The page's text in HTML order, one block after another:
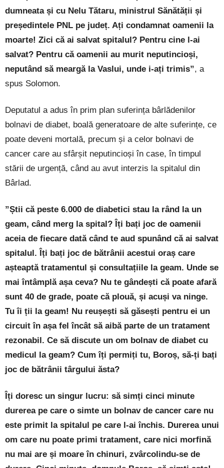
dumneata și cu Nelu Tătaru, ministrul Sănătății și
președintele PNL pe județ. Ați condamnat oamenii la
moarte! Zici că ai salvat spitalul? Pentru cine l-ai
salvat? Pentru că oamenii au murit neputincioși,
neputând să meargă la Vaslui, unde i-ați trimis”, a
spus Solomon.
Deputatul a adus în prim plan suferința bârlădenilor
bolnavi de diabet, boală generatoare de alte suferințe, ce
poate deveni mortală, precum și a celor bolnavi de
cancer care au sfârșit neputincioși în case, în timpul
stării de urgență, când au avut interzis la spitalul din
Bârlad.
”Știi că peste 6.000 de diabetici stau la rând la un
geam, când merg la spital? Îți bați joc de oamenii
aceia de fiecare dată când te aud spunând că ai salvat
spitalul. Îți bați joc de bătrânii acestui oraș care
așteaptă tratamentul și consultațiile la geam. Unde se
mai întâmplă așa ceva? Nu te gândești că poate afară
sunt 40 de grade, poate că plouă, și acuși va ninge.
Tu îi ții la geam! Nu reușești să găsești pentru ei un
circuit în așa fel încât să aibă parte de un tratament
rezonabil. Ce să discute un om bolnav de diabet cu
medicul la geam? Cum îți permiți tu, Boroș, să-ți bați
joc de bătrânii târgului ăsta?
Îți doresc un singur lucru: să simți cinci minute
durerea pe care o simte un bolnav de cancer care nu
este primit la spitalul pe care l-ai închis. Durerea unui
om care nu poate primi tratament, care nici morfină
nu mai are și moare în chinuri, zvârcolindu-se de